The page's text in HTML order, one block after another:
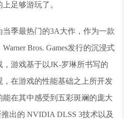
足够游玩了。
当季最热门的3A大作，作为一款
Bros. Games发行的沉浸式
游戏基于以JK-罗琳所书写的
，在游戏的性能基础之上所开发
在其中感受到五彩斑斓的庞大
出的 NVIDIA DLSS 3技术以及